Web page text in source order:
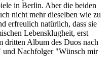
in Berlin. Aber die beiden
nicht mehr dieselben wie zu
erfreulich natürlich, dass sie
Lebensklugheit, erst
Album des Duos nach
und Nachfolger "Wünsch mir